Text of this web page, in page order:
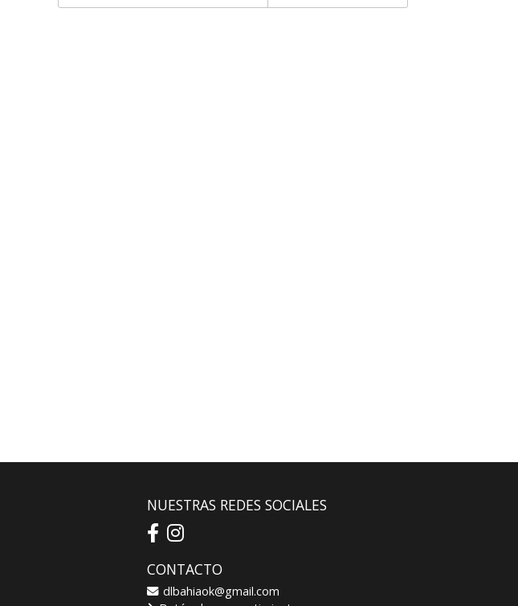
NUESTRAS REDES SOCIALES
CONTACTO
dlbahiaok@gmail.com